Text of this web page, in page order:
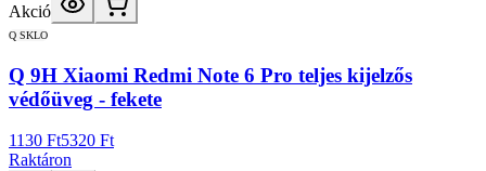
Akció
Q SKLO
Q 9H Xiaomi Redmi Note 6 Pro teljes kijelzős
védőüveg - fekete
1130 Ft5320 Ft
Raktáron